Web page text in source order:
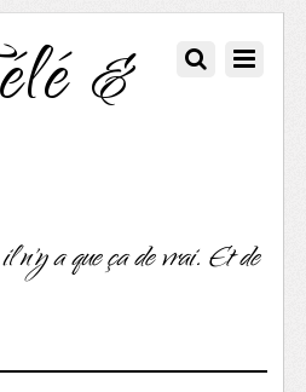
&
n'y a que ça de vrai. Et de